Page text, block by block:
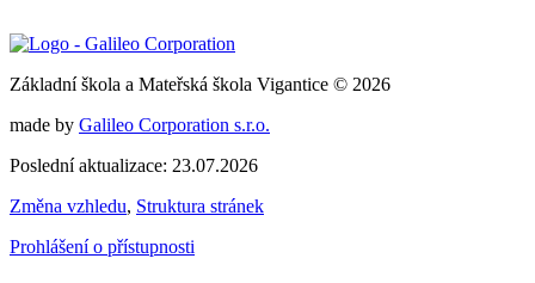
Základní škola a Mateřská škola Vigantice © 2026
made by Galileo Corporation s.r.o.
Poslední aktualizace: 23.07.2026
Změna vzhledu, Struktura stránek
Prohlášení o přístupnosti